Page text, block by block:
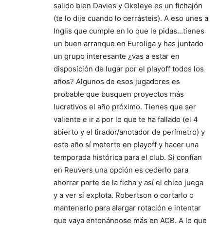
salido bien Davies y Okeleye es un fichajón
(te lo dije cuando lo cerrásteis). A eso unes a
Inglis que cumple en lo que le pidas…tienes
un buen arranque en Euroliga y has juntado
un grupo interesante ¿vas a estar en
disposición de lugar por el playoff todos los
años? Algunos de esos jugadores es
probable que busquen proyectos más
lucrativos el año próximo. Tienes que ser
valiente e ir a por lo que te ha fallado (el 4
abierto y el tirador/anotador de perímetro) y
este año sí meterte en playoff y hacer una
temporada histórica para el club. Si confían
en Reuvers una opción es cederlo para
ahorrar parte de la ficha y así el chico juega
y a ver si explota. Robertson o cortarlo o
mantenerlo para alargar rotación e intentar
que vaya entonándose más en ACB. A lo que